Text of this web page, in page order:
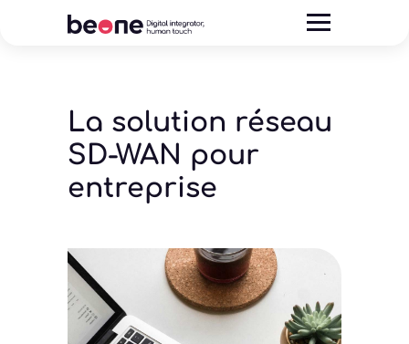
La solution réseau
SD-WAN pour
entreprise